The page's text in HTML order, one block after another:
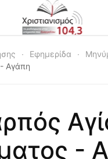
content
Εφημερίδα
Αγάπη
-